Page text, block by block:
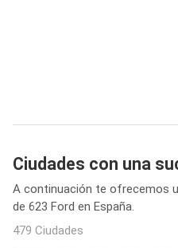
Ciudades con una
A continuación te ofrecemos
de 623 Ford en España.
479 Ciudades